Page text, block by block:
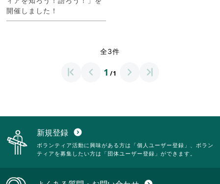
開催しました！
全3件
1 /1
新規登録 expand_circle_down
ボランティア活動に興味がある方は「個人ユーザー登録」、ボラン
ティアを募集したい方は「団体ユーザー登録」ができます。